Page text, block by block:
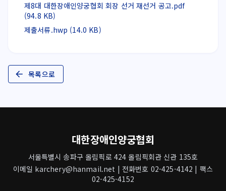
제8대 대한장애인양궁협회 회장 선거 재선거 공고.pdf
(94.8 KB)
제출서류.hwp (14.0 KB)
목록으로
대한장애인양궁협회
서울특별시 송파구 올림픽로 424 올림픽회관 신관 135호
이메일 karchery@hanmail.net | 전화번호 02-425-4142 | 팩스
02-425-4152